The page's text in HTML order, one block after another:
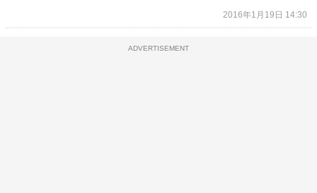
2016年1月19日 14:30
ADVERTISEMENT